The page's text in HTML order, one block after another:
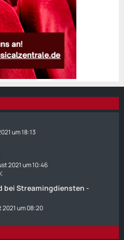
um 18:13
2021 um 10:46
bei Streamingdiensten -
2021 um 08:20